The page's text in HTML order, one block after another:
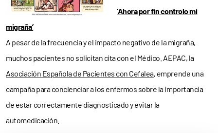
‘Ahora por fin controlo mi
migraña’
A pesar de la frecuencia y el impacto negativo de la migraña,
muchos pacientes no solicitan cita con el Médico. AEPAC, la
Asociación Española de Pacientes con Cefalea, emprende una
campaña para concienciar a los enfermos sobre la importancia
de estar correctamente diagnosticado y evitar la
automedicación.